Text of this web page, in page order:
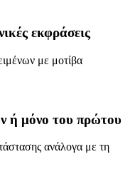
εκφράσεις
με μοτίβα
ή μόνο του πρώτου
ανάλογα με τη